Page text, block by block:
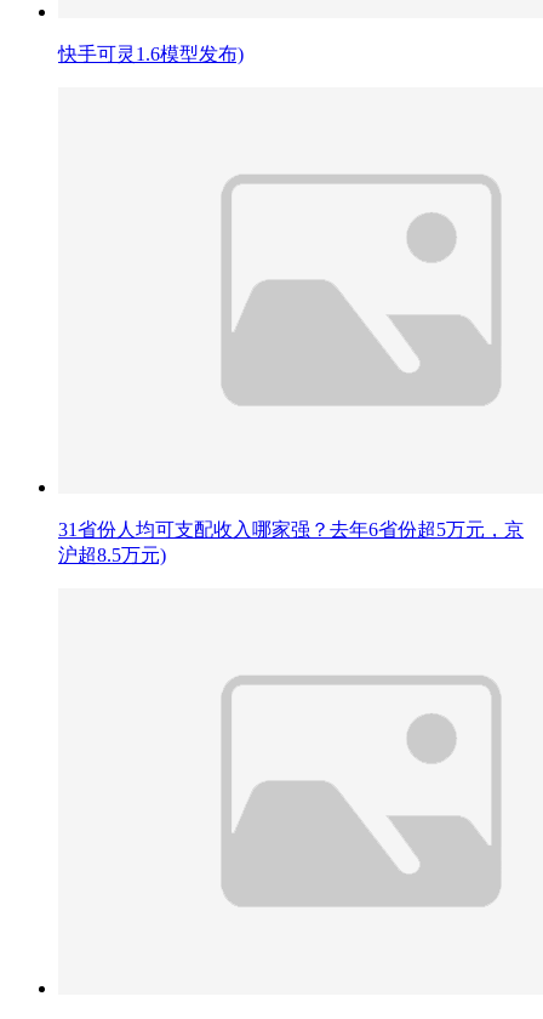
快手可灵1.6模型发布)
31省份人均可支配收入哪家强？去年6省份超5万元，京
沪超8.5万元)